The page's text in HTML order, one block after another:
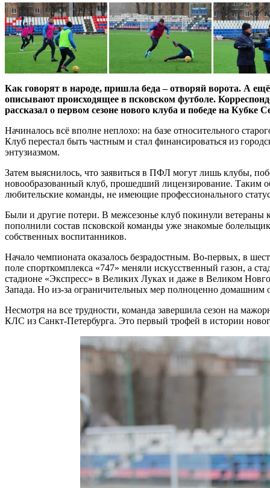
Как говорят в народе, пришла беда – отворяй ворота. А
описывают происходящее в псковском футболе.
рассказал о первом сезоне нового клуба и победе на Кубке
Начиналось всё вполне неплохо: на базе относительного
Клуб перестал быть частным и стал финансироваться из
энтузиазмом.
Затем выяснилось, что заявиться в ПФЛ могут лишь клубы,
новообразованный клуб, прошедший лицензирование. Таким
любительские команды, не имеющие профессионального
Были и другие потери. В межсезонье клуб покинули
пополнили состав псковской команды уже знакомые
собственных воспитанников.
Начало чемпионата оказалось безрадостным. Во-первых, в
поле спорткомплекса «747» меняли искусственный газон, а
стадионе «Экспресс» в Великих Луках и даже в Великом
Запада. Но из-за ограничительных мер полноценно домашним
Несмотря на все трудности, команда завершила сезон на
КЛС из Санкт-Петербурга. Это первый трофей в истории